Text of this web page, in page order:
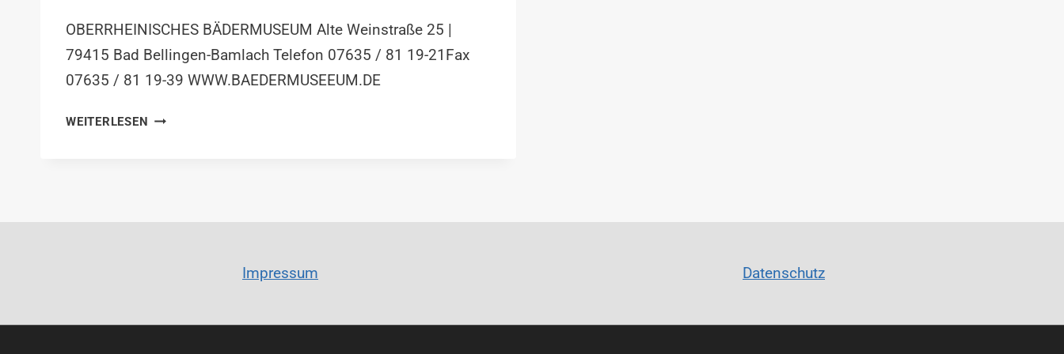
OBERRHEINISCHES BÄDERMUSEUM Alte Weinstraße 25 |
79415 Bad Bellingen-Bamlach Telefon 07635 / 81 19-21Fax
07635 / 81 19-39 WWW.BAEDERMUSEEUM.DE
WEITERLESEN
BAD
Impressum Datenschutz